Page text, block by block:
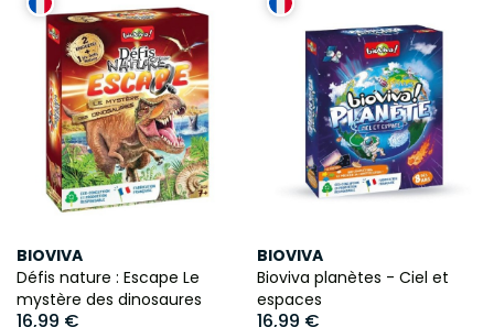
BIOVIVA
Défis nature : Escape Le
mystère des dinosaures
16,99 €
BIOVIVA
Bioviva planètes - Ciel et
espaces
16,99 €